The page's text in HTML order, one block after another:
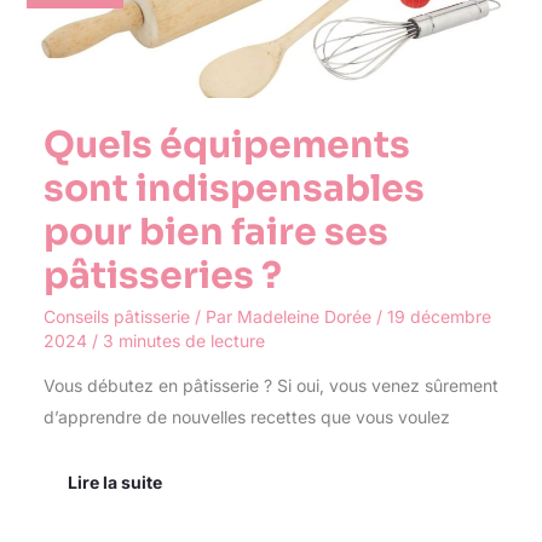
Quels équipements
sont indispensables
pour bien faire ses
pâtisseries ?
Conseils pâtisserie/ Par Madeleine Dorée / 19 décembre
2024 / 3 minutes de lecture
Vous débutez en pâtisserie ? Si oui, vous venez sûrement
d’apprendre de nouvelles recettes que vous voulez
pour
bien
faire
?
Lire la suite